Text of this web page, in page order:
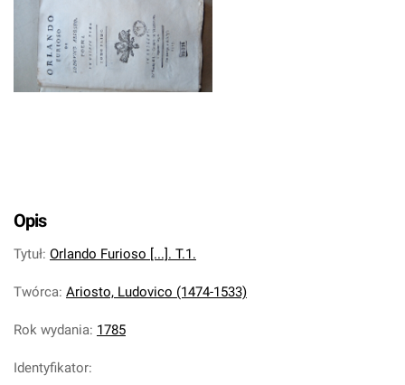
Opis
Tytuł: Orlando Furioso [...]. T.1.
Twórca: Ariosto, Ludovico (1474-1533)
Rok wydania: 1785
Identyfikator: